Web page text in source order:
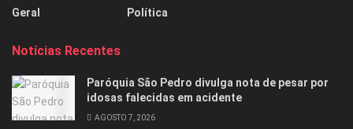
Geral
Política
Notícias Recentes
Paróquia São Pedro divulga nota de pesar por
idosas falecidas em acidente
AGOSTO 7, 2026